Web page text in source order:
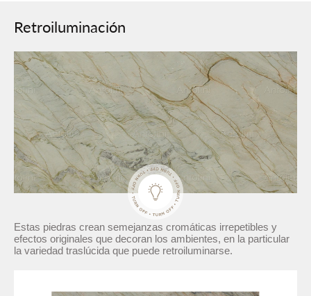
Retroiluminación
Estas piedras crean semejanzas cromáticas irrepetibles y
efectos originales que decoran los ambientes, en la particular
la variedad traslúcida que puede retroiluminarse.